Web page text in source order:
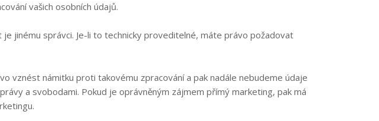
vašich osobních údajů.
jinému správci. Je-li to technicky proveditelné, máte právo požadovat
vznést námitku proti takovému zpracování a pak nadále nebudeme údaje
a svobodami. Pokud je oprávněným zájmem přímý marketing, pak má